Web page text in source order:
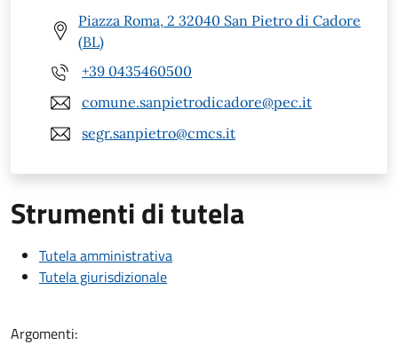
Piazza Roma, 2 32040 San Pietro di Cadore
(BL)
+39 0435460500
comune.sanpietrodicadore@pec.it
segr.sanpietro@cmcs.it
Strumenti di tutela
Tutela amministrativa
Tutela giurisdizionale
Argomenti: